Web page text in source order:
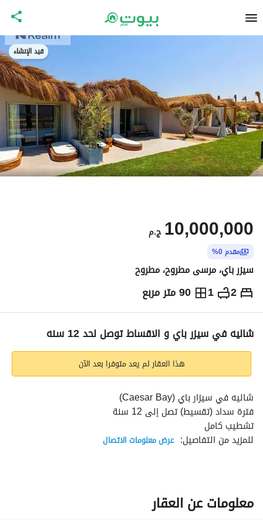
قيد الإنشاء
ج.م 10,000,000
مقدم 0%
سيزر باي، مرسى مطروح، مطروح
2
1 90 متر مربع ج.م10,000,000
الاماكن القريبة
شاليه في سيزر باي و الاقساط توصل لحد 12 سنه
هذا العقار لم يعد متوفرا بعد الآن
شاليه في سيزار باي (Caesar Bay)
فترة سداد (تقسيط) تصل إلى 12 سنة
تشطيب كامل
للمزيد من التفاصيل: عرض معلومات الاتصال
حمام
ريسبشن (صالة استقبال)
معلومات عن العقار